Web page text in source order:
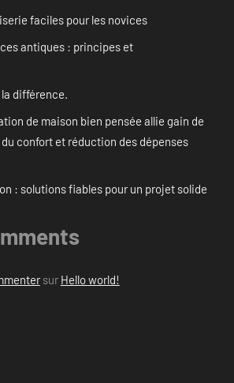
faciles pour les novices
antiques : principes et
différence.
de maison bien pensée allie gain de
confort et réduction des dépenses
: solutions fiables pour un projet solide
sur Hello world!